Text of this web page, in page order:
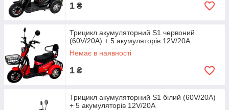
1 ₴
Трицикл акумуляторний S1 червоний
(60V/20A) + 5 акумуляторів 12V/20A
Немає в наявності
1 ₴
Трицикл акумуляторний S1 білий (60V/20A)
+ 5 акумуляторів 12V/20A